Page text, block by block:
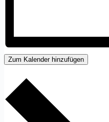
Zum Kalender hinzufügen